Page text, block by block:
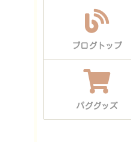
ブログトップ
パググッズ